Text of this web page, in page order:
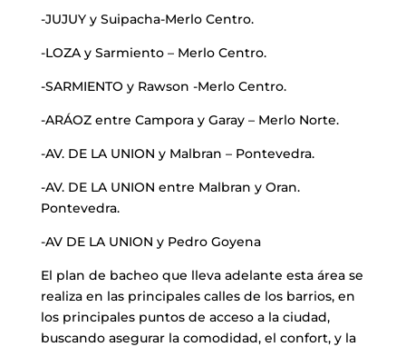
-JUJUY y Suipacha-Merlo Centro.
-LOZA y Sarmiento – Merlo Centro.
-SARMIENTO y Rawson -Merlo Centro.
-ARÁOZ entre Campora y Garay – Merlo Norte.
-AV. DE LA UNION y Malbran – Pontevedra.
-AV. DE LA UNION entre Malbran y Oran.
Pontevedra.
-AV DE LA UNION y Pedro Goyena
El plan de bacheo que lleva adelante esta área se
realiza en las principales calles de los barrios, en
los principales puntos de acceso a la ciudad,
buscando asegurar la comodidad, el confort, y la